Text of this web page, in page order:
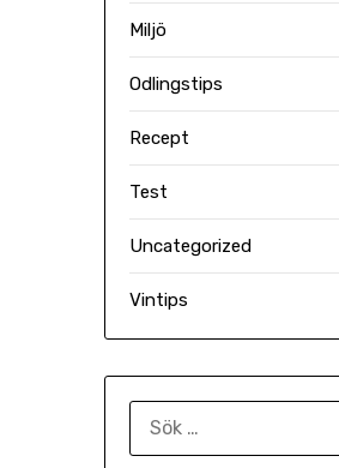
Miljö
Odlingstips
Recept
Test
Uncategorized
Vintips